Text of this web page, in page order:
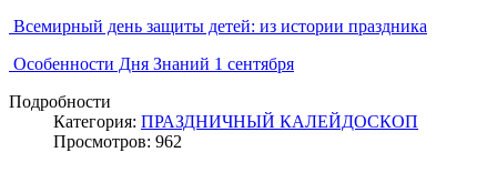
Всемирный день защиты детей: из истории праздника
Особенности Дня Знаний 1 сентября
Подробности
Категория: ПРАЗДНИЧНЫЙ КАЛЕЙДОСКОП
Просмотров: 962